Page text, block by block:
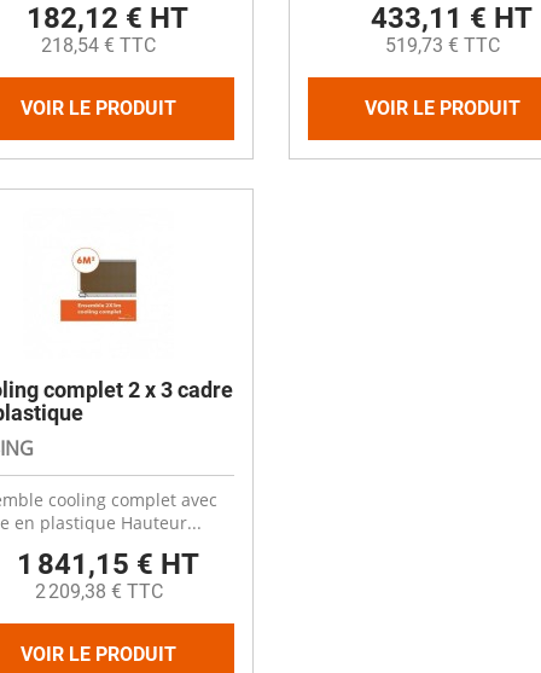
182,12 € HT
218,54 € TTC
VOIR LE PRODUIT
433,11 € HT
519,73 € TTC
VOIR LE PRODUIT
complet 2 x 3 cadre
cooling complet avec
en plastique Hauteur...
1 841,15 € HT
2 209,38 € TTC
VOIR LE PRODUIT